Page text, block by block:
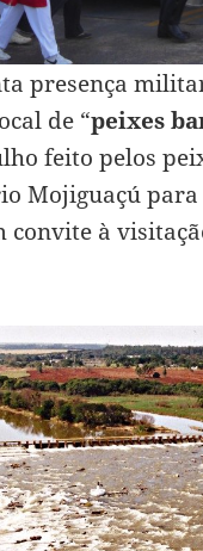
presença
de “peixes
feito pelos
Mojiguaçú para
convite à